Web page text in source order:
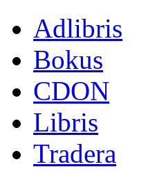
Adlibris
Bokus
CDON
Libris
Tradera